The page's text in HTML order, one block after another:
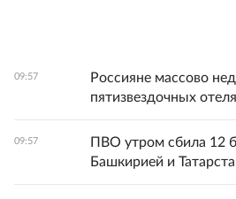
09:57
Россияне массово
пятизвездочных
09:57
ПВО утром сбила 12
Башкирией и